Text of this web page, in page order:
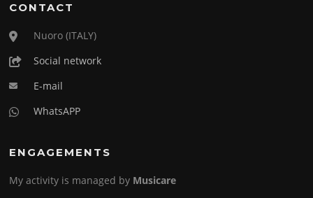
CONTACT
Nuoro (ITALY)
Social network
E-mail
WhatsAPP
ENGAGEMENTS
My activity is managed by Musicare